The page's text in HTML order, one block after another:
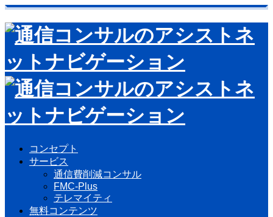
コンセプト
サービス
通信費削減コンサル
FMC-Plus
テレマイティ
無料コンテンツ